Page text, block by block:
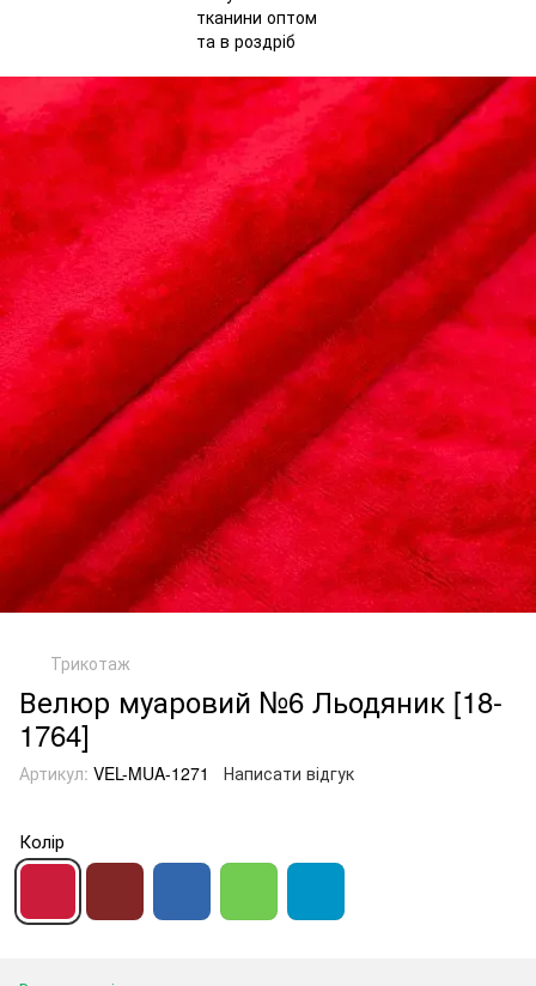
Трикотаж
Велюр муаровий №6 Льодяник [18-
1764]
Артикул: VEL-MUA-1271 Написати відгук
Колір